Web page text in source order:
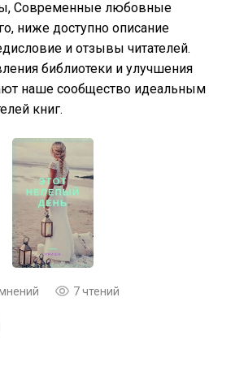
Современные любовные
ниже доступно описание
и отзывы читателей.
библиотеки и улучшения
наше сообщество идеальным
книг.
7 чтений